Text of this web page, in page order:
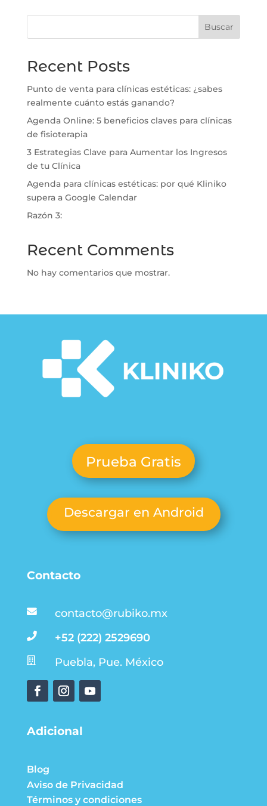
Buscar
Recent Posts
Punto de venta para clínicas estéticas: ¿sabes
realmente cuánto estás ganando?
Agenda Online: 5 beneficios claves para clínicas
de fisioterapia
3 Estrategias Clave para Aumentar los Ingresos
de tu Clínica
⁠Agenda para clínicas estéticas: por qué Kliniko
supera a Google Calendar
Razón 3:
Recent Comments
No hay comentarios que mostrar.
Prueba Gratis
Descargar en Android
Contacto
 contacto@rubiko.mx
 +52 (222) 2529690
 Puebla, Pue. México
Adicional
Blog
Aviso de Privacidad
Términos y condiciones